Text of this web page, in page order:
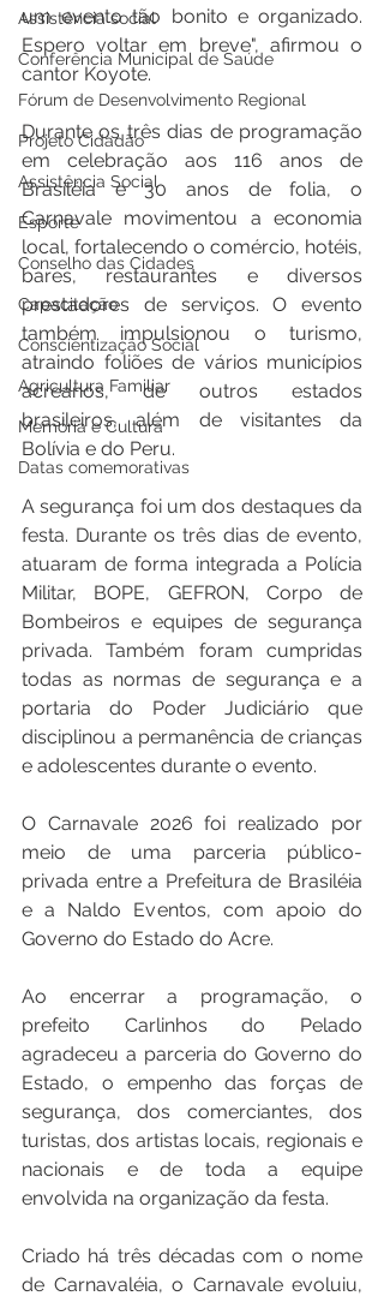
Assistência social
Conferência Municipal de Saúde
Fórum de Desenvolvimento Regional
Projeto Cidadão
Assistência Social
Esporte
Conselho das Cidades
Capacitação
Conscientização Social
Agricultura Familiar
Memória e Cultura
Datas comemorativas
um evento tão bonito e organizado.
Espero voltar em breve", afirmou o
cantor Koyote.
Durante os três dias de programação
em celebração aos 116 anos de
Brasiléia e 30 anos de folia, o
Carnavale movimentou a economia
local, fortalecendo o comércio, hotéis,
bares, restaurantes e diversos
prestadores de serviços. O evento
também impulsionou o turismo,
atraindo foliões de vários municípios
acreanos, de outros estados
brasileiros, além de visitantes da
Bolívia e do Peru.
A segurança foi um dos destaques da
festa. Durante os três dias de evento,
atuaram de forma integrada a Polícia
Militar, BOPE, GEFRON, Corpo de
Bombeiros e equipes de segurança
privada. Também foram cumpridas
todas as normas de segurança e a
portaria do Poder Judiciário que
disciplinou a permanência de crianças
e adolescentes durante o evento.
O Carnavale 2026 foi realizado por
meio de uma parceria público-
privada entre a Prefeitura de Brasiléia
e a Naldo Eventos, com apoio do
Governo do Estado do Acre.
Ao encerrar a programação, o
prefeito Carlinhos do Pelado
agradeceu a parceria do Governo do
Estado, o empenho das forças de
segurança, dos comerciantes, dos
turistas, dos artistas locais, regionais e
nacionais e de toda a equipe
envolvida na organização da festa.
Criado há três décadas com o nome
de Carnavaléia, o Carnavale evoluiu,